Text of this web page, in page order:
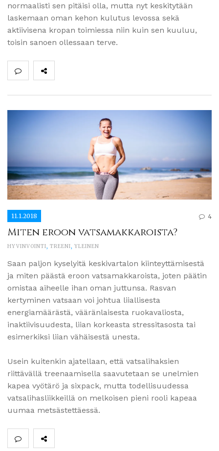
normaalisti sen pitäisi olla, mutta nyt keskitytään
laskemaan oman kehon kulutus levossa sekä
aktiivisena kropan toimiessa niin kuin sen kuuluu,
toisin sanoen ollessaan terve.
11.1.2018 4
Miten eroon vatsamakkaroista?
HYVINVOINTI, TREENI, YLEINEN
Saan paljon kyselyitä keskivartalon kiinteyttämisestä
ja miten päästä eroon vatsamakkaroista, joten päätin
omistaa aiheelle ihan oman juttunsa. Rasvan
kertyminen vatsaan voi johtua liiallisesta
energiamäärästä, vääränlaisesta ruokavaliosta,
inaktiivisuudesta, liian korkeasta stressitasosta tai
esimerkiksi liian vähäisestä unesta.
Usein kuitenkin ajatellaan, että vatsalihaksien
riittävällä treenaamisella saavutetaan se unelmien
kapea vyötärö ja sixpack, mutta todellisuudessa
vatsalihasliikkeillä on melkoisen pieni rooli kapeaa
uumaa metsästettäessä.